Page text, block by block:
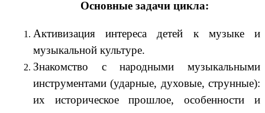
Основные задачи цикла:
Активизация интереса детей к музыке и
музыкальной культуре.
Знакомство с народными музыкальными
инструментами (ударные, духовые, струнные):
их историческое прошлое, особенности и